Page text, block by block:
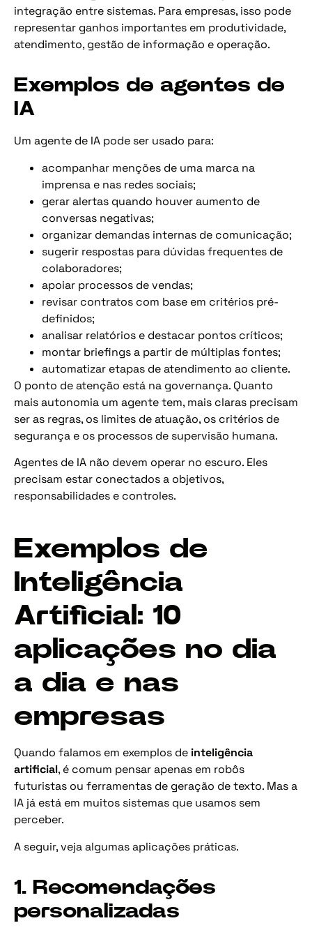
integração entre sistemas. Para empresas, isso pode
representar ganhos importantes em produtividade,
atendimento, gestão de informação e operação.
Exemplos de agentes de
IA
Um agente de IA pode ser usado para:
acompanhar menções de uma marca na
imprensa e nas redes sociais;
gerar alertas quando houver aumento de
conversas negativas;
organizar demandas internas de comunicação;
sugerir respostas para dúvidas frequentes de
colaboradores;
apoiar processos de vendas;
revisar contratos com base em critérios pré-
definidos;
analisar relatórios e destacar pontos críticos;
montar briefings a partir de múltiplas fontes;
automatizar etapas de atendimento ao cliente.
O ponto de atenção está na governança. Quanto
mais autonomia um agente tem, mais claras precisam
ser as regras, os limites de atuação, os critérios de
segurança e os processos de supervisão humana.
Agentes de IA não devem operar no escuro. Eles
precisam estar conectados a objetivos,
responsabilidades e controles.
Exemplos de
Inteligência
Artificial: 10
aplicações no dia
a dia e nas
empresas
Quando falamos em exemplos de inteligência
artificial, é comum pensar apenas em robôs
futuristas ou ferramentas de geração de texto. Mas a
IA já está em muitos sistemas que usamos sem
perceber.
A seguir, veja algumas aplicações práticas.
1. Recomendações
personalizadas